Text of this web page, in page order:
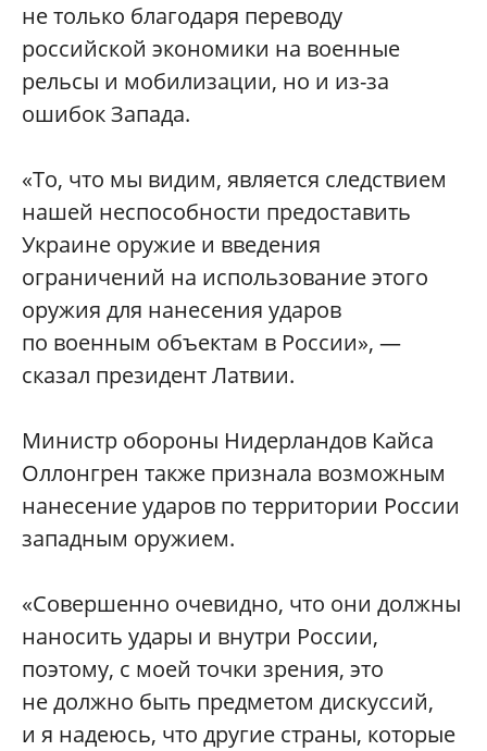
не только благодаря переводу
российской экономики на военные
рельсы и мобилизации, но и из-за
ошибок Запада.
«То, что мы видим, является следствием
нашей неспособности предоставить
Украине оружие и введения
ограничений на использование этого
оружия для нанесения ударов
по военным объектам в России», —
сказал президент Латвии.
Министр обороны Нидерландов Кайса
Оллонгрен также признала возможным
нанесение ударов по территории России
западным оружием.
«Совершенно очевидно, что они должны
наносить удары и внутри России,
поэтому, с моей точки зрения, это
не должно быть предметом дискуссий,
и я надеюсь, что другие страны, которые